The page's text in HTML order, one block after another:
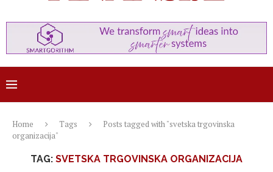
Home Tags
Posts tagged with "svetska trgovinska
organizacija"
TAG: SVETSKA TRGOVINSKA ORGANIZACIJA